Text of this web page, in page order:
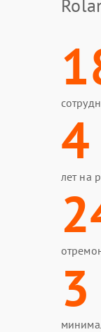
4
лет на
3